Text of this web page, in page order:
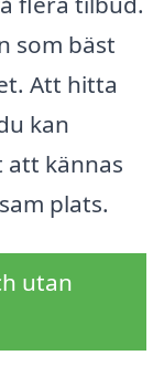
som bäst
Att hitta
kan
kännas
plats.
utan